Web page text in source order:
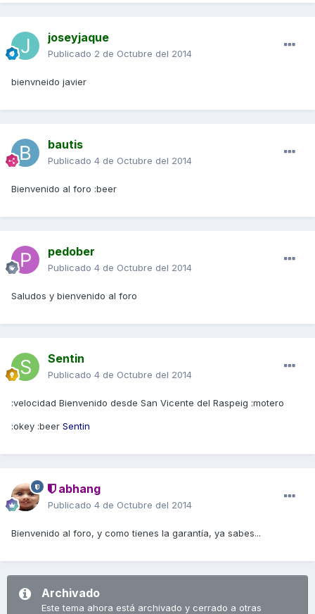
joseyjaque
Publicado 2 de Octubre del 2014
bienvneido javier
bautis
Publicado 4 de Octubre del 2014
Bienvenido al foro :beer
pedober
Publicado 4 de Octubre del 2014
Saludos y bienvenido al foro
Sentin
Publicado 4 de Octubre del 2014
:velocidad Bienvenido desde San Vicente del Raspeig :motero
:okey :beer Sentin
abhang
Publicado 4 de Octubre del 2014
Bienvenido al foro, y como tienes la garantía, ya sabes...
Archivado
Este tema ahora está archivado y cerrado a otras